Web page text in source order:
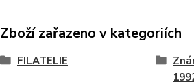
Zboží zařazeno v kategoriích
FILATELIE